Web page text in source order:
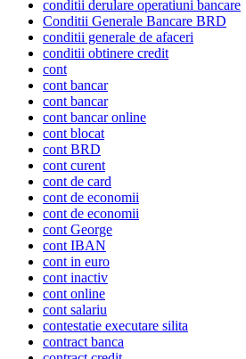
conditii derulare operatiuni bancare
Conditii Generale Bancare BRD
conditii generale de afaceri
conditii obtinere credit
cont
cont bancar
cont bancar
cont bancar online
cont blocat
cont BRD
cont curent
cont de card
cont de economii
cont de economii
cont George
cont IBAN
cont in euro
cont inactiv
cont online
cont salariu
contestatie executare silita
contract banca